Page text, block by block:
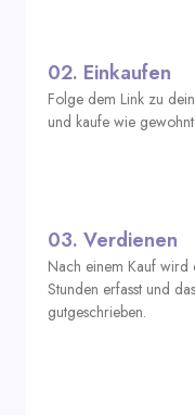
02. Einkaufen
Folge dem Link zu
und kaufe wie
03. Verdienen
Nach einem Kauf wird
Stunden erfasst und
gutgeschrieben.